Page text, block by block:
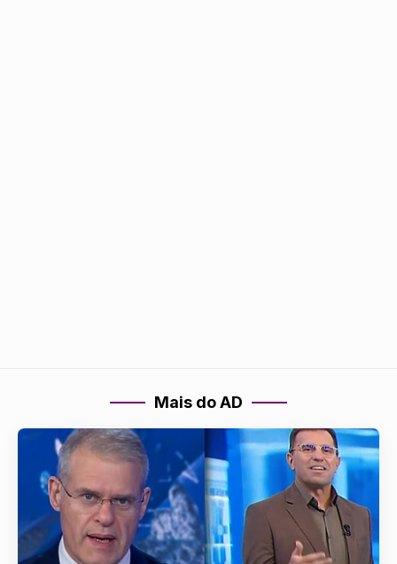
Mais do AD